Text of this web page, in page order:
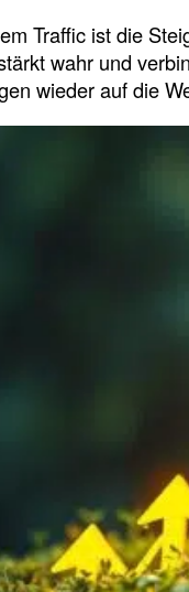
Traffic ist die
wahr und
wieder auf die